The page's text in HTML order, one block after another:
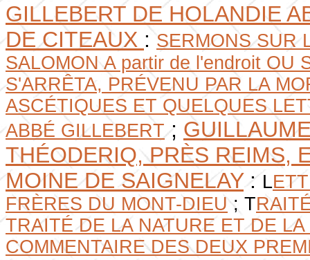
GILLEBERT DE HOLANDIE
DE CITEAUX : SERMONS SUR
SALOMON A partir de l'endroit OU
S'ARRÊTA, PRÉVENU PAR LA
ASCÉTIQUES ET QUELQUES
ABBÉ GILLEBERT;
THÉODERIQ, PRÈS REIMS,
MOINE DE SAIGNELAY: L
FRÈRES DU MONT-DIEU ; T
TRAITÉ DE LA NATURE ET DE LA
COMMENTAIRE DES DEUX